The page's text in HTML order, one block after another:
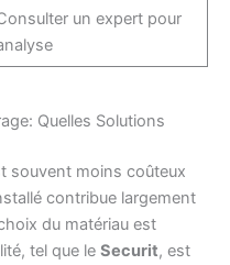
un expert pour
Quelles Solutions
souvent moins coûteux
contribue largement
du matériau est
tel que le Securit, est